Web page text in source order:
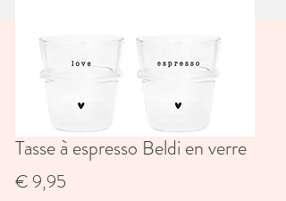
Tasse à espresso Beldi en verre
€ 9,95